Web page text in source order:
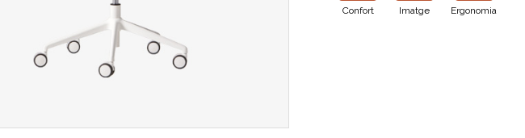
Confort Imatge Ergonomia